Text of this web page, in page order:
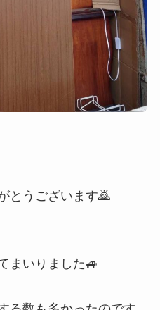
とうございます🙇
まいりました🚙